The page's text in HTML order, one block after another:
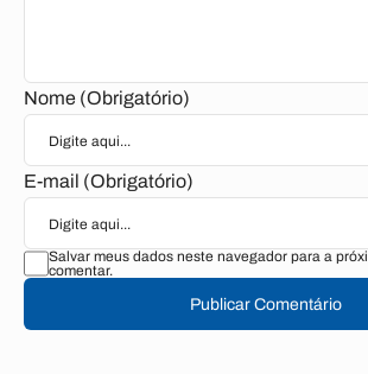
Nome (Obrigatório)
E-mail (Obrigatório)
Salvar meus dados neste navegador para a
comentar.
Publicar Comentário